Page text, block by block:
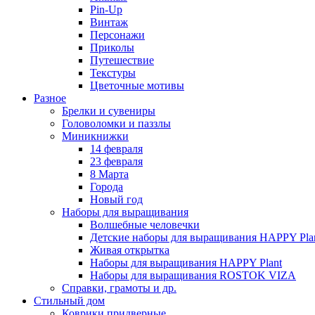
Pin-Up
Винтаж
Персонажи
Приколы
Путешествие
Текстуры
Цветочные мотивы
Разное
Брелки и сувениры
Головоломки и паззлы
Миникнижки
14 февраля
23 февраля
8 Марта
Города
Новый год
Наборы для выращивания
Волшебные человечки
Детские наборы для выращивания HAPPY
Живая открытка
Наборы для выращивания HAPPY Plant
Наборы для выращивания ROSTOK VIZA
Справки, грамоты и др.
Стильный дом